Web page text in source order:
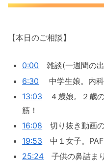
【本日のご相談】
0:00 雑談(一週間の
6:30 中学生娘。内科
13:03 ４歳娘。２歳
筋！
16:08 切り抜き動画
19:53 中１女子。
25:24 子供の鼻詰ま